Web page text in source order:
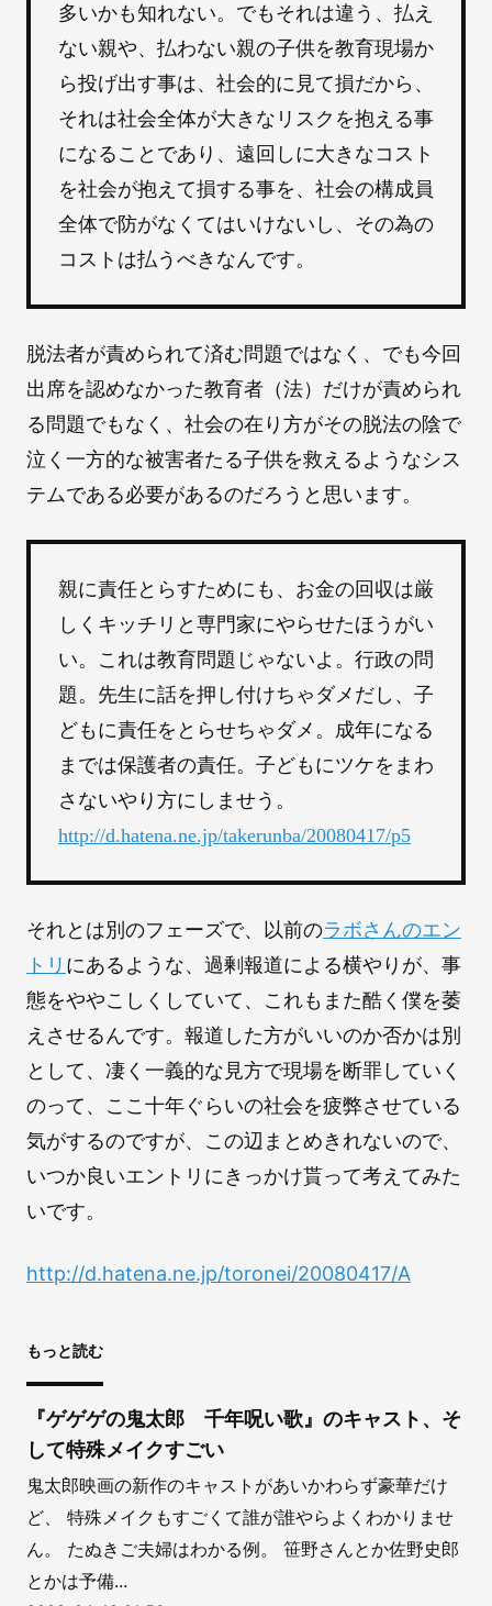
多いかも知れない。でもそれは違う、払え
ない親や、払わない親の子供を教育現場か
ら投げ出す事は、社会的に見て損だから、
それは社会全体が大きなリスクを抱える事
になることであり、遠回しに大きなコスト
を社会が抱えて損する事を、社会の構成員
全体で防がなくてはいけないし、その為の
コストは払うべきなんです。
脱法者が責められて済む問題ではなく、でも今回
出席を認めなかった教育者（法）だけが責められ
る問題でもなく、社会の在り方がその脱法の陰で
泣く一方的な被害者たる子供を救えるようなシス
テムである必要があるのだろうと思います。
親に責任とらすためにも、お金の回収は厳
しくキッチリと専門家にやらせたほうがい
い。これは教育問題じゃないよ。行政の問
題。先生に話を押し付けちゃダメだし、子
どもに責任をとらせちゃダメ。成年になる
までは保護者の責任。子どもにツケをまわ
さないやり方にしませう。
http://d.hatena.ne.jp/takerunba/20080417/p5
それとは別のフェーズで、以前のラボさんのエン
トリ にあるような、過剰報道による横やりが、事
態をややこしくしていて、これもまた酷く僕を萎
えさせるんです。報道した方がいいのか否かは別
として、凄く一義的な見方で現場を断罪していく
のって、ここ十年ぐらいの社会を疲弊させている
気がするのですが、この辺まとめきれないので、
いつか良いエントリにきっかけ貰って考えてみた
いです。
http://d.hatena.ne.jp/toronei/20080417/A
もっと読む
『ゲゲゲの鬼太郎 千年呪い歌』のキャスト、そ
して特殊メイクすごい
鬼太郎映画の新作のキャストがあいかわらず豪華だけ
ど、 特殊メイクもすごくて誰が誰やらよくわかりませ
ん。 たぬきご夫婦はわかる例。 笹野さんとか佐野史郎
とかは予備...